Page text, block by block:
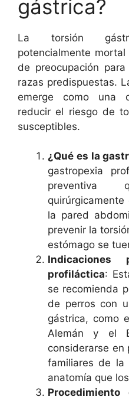
gástrica?
La torsión
potencialmente
de preocupación
razas predispuestas.
emerge como una
reducir el riesgo de
susceptibles.
¿Qué es la
gastropexia
la pared
prevenir la
estómago se
Indicaciones
profiláctica:
se recomienda
de perros con
gástrica, como
Alemán y el
considerarse en
familiares de la
anatomía que
Procedimiento